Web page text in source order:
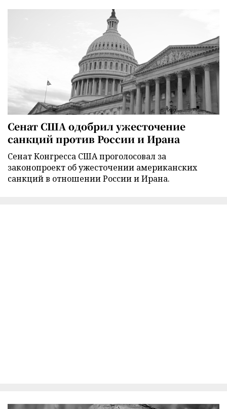
Сенат США одобрил ужесточение
санкций против России и Ирана
Сенат Конгресса США проголосовал за
законопроект об ужесточении американских
санкций в отношении России и Ирана.